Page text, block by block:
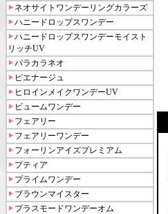
ネオサイトワンデーリングカラーズ
ハニードロップスワンデー
ハニードロップスワンデーモイスト
リッチUV
パラカラネオ
ピエナージュ
ヒロインメイクワンデーUV
ビュームワンデー
フェアリー
フェアリーワンデー
フォーリンアイズプレミアム
プティア
プライムワンデー
ブラウンマイスター
プラスモードワンデーオム